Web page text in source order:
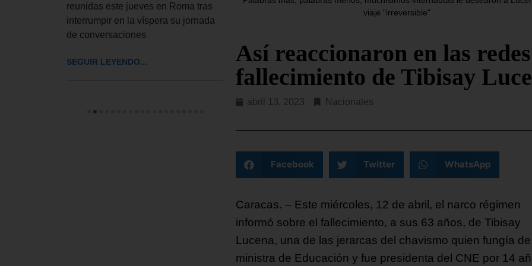
reunidas este jueves en Roma tras
interrumpir en la víspera su jornada
de conversaciones
SEGUIR LEYENDO...
El Departamento del Tesoro de EE.
cinco empresas y ocho
SEGUIR LEYENDO...
«organización terrorista» a
SEGUIR LEYENDO...
viaje "irreversible"
Así reaccionaron en las
fallecimiento de Tibisay
abril 13, 2023 Nacionales
Facebook Twitter WhatsApp
Caracas. – Este miércoles, 12 de abril, el narco régimen
informó sobre el fallecimiento, a sus 63 años, de Tibisay
Lucena, una de las jerarcas del chavismo quien fungía de
ministra de Educación y fue presidenta del CNE por 14